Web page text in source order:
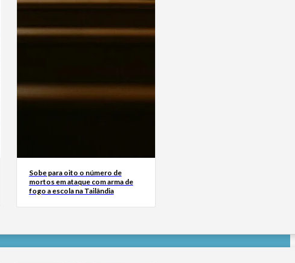
Sobe para oito o número de
mortos em ataque com arma de
fogo a escola na Tailândia